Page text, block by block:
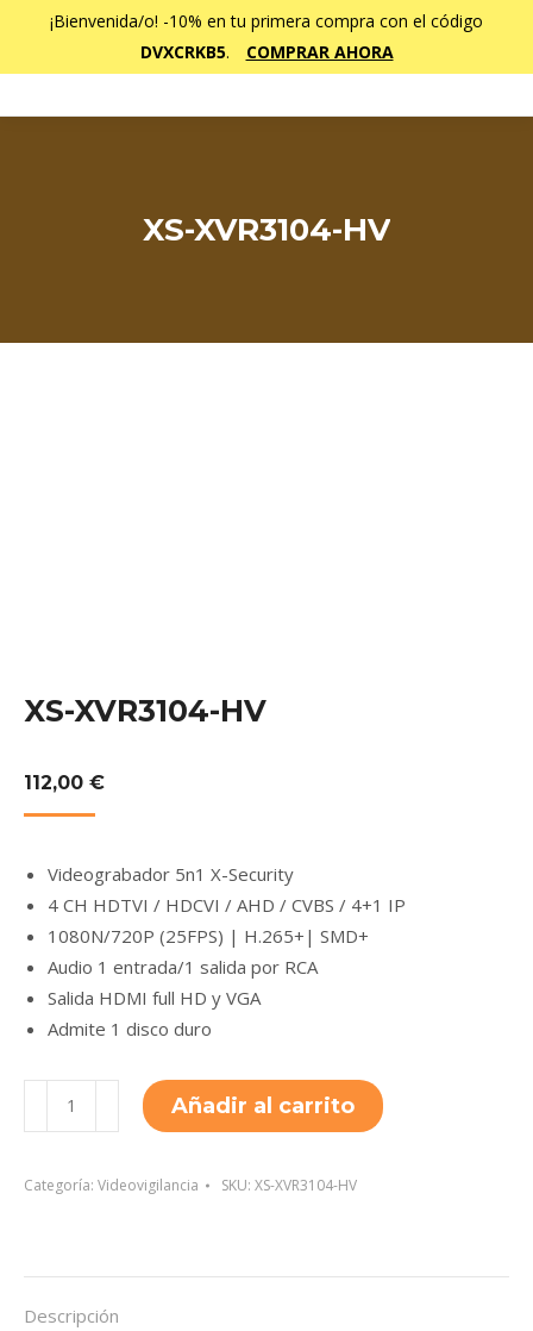
¡Bienvenida/o! -10% en tu primera compra con el código
DVXCRKB5. COMPRAR AHORA
XS-XVR3104-HV
XS-XVR3104-HV
112,00 €
Videograbador 5n1 X-Security
4 CH HDTVI / HDCVI / AHD / CVBS / 4+1 IP
1080N/720P (25FPS) | H.265+| SMD+
Audio 1 entrada/1 salida por RCA
Salida HDMI full HD y VGA
Admite 1 disco duro
XVR3104-
cantidad
Añadir al carrito
Categoría: Videovigilancia SKU: XS-XVR3104-HV
Descripción